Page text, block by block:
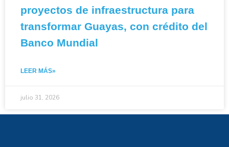
proyectos de infraestructura para
transformar Guayas, con crédito del
Banco Mundial
LEER MÁS»
julio 31, 2026